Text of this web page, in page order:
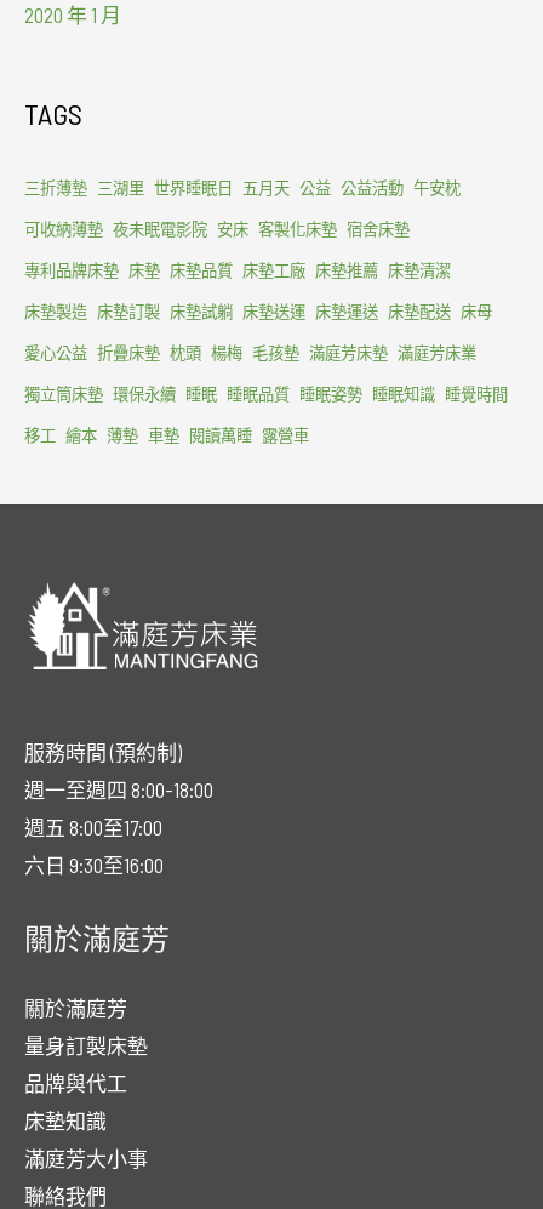
2020 年 1 月
TAGS
三折薄墊 三湖里 世界睡眠日 五月天 公益 公益活動 午安枕
可收納薄墊 夜未眠電影院 安床 客製化床墊 宿舍床墊
專利品牌床墊 床墊 床墊品質 床墊工廠 床墊推薦 床墊清潔
床墊製造 床墊訂製 床墊試躺 床墊送運 床墊運送 床墊配送 床母
愛心公益 折疊床墊 枕頭 楊梅 毛孩墊 滿庭芳床墊 滿庭芳床業
獨立筒床墊 環保永續 睡眠 睡眠品質 睡眠姿勢 睡眠知識 睡覺時間
移工 繪本 薄墊 車墊 閱讀萬睡 露營車
服務時間 (預約制)
週一至週四 8:00-18:00
週五 8:00至17:00
六日 9:30至16:00
關於滿庭芳
關於滿庭芳
量身訂製床墊
品牌與代工
床墊知識
滿庭芳大小事
聯絡我們